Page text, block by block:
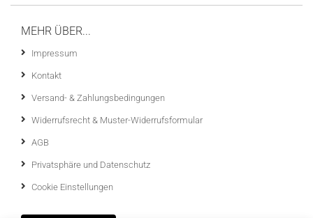
MEHR ÜBER...
Impressum
Kontakt
Versand- & Zahlungsbedingungen
Widerrufsrecht & Muster-Widerrufsformular
AGB
Privatsphäre und Datenschutz
Cookie Einstellungen